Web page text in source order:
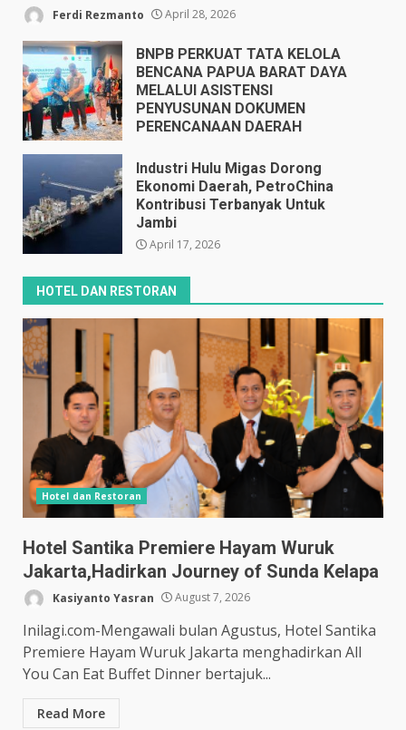
Ferdi Rezmanto April 28, 2026
BNPB PERKUAT TATA KELOLA
BENCANA PAPUA BARAT DAYA
MELALUI ASISTENSI
PENYUSUNAN DOKUMEN
PERENCANAAN DAERAH
Industri Hulu Migas Dorong
Ekonomi Daerah, PetroChina
Kontribusi Terbanyak Untuk
Jambi
April 17, 2026
HOTEL DAN RESTORAN
Hotel dan Restoran
Hotel Santika Premiere Hayam Wuruk
Jakarta,Hadirkan Journey of Sunda Kelapa
Kasiyanto Yasran August 7, 2026
Inilagi.com-Mengawali bulan Agustus, Hotel Santika
Premiere Hayam Wuruk Jakarta menghadirkan All
You Can Eat Buffet Dinner bertajuk...
Read More